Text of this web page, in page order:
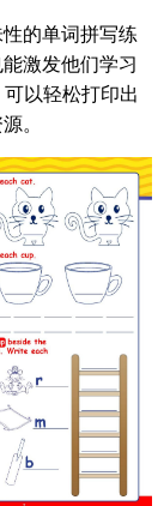
的单词拼写练
激发他们学习
以轻松打印出
。